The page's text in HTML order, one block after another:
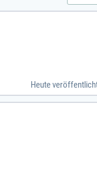
Heute